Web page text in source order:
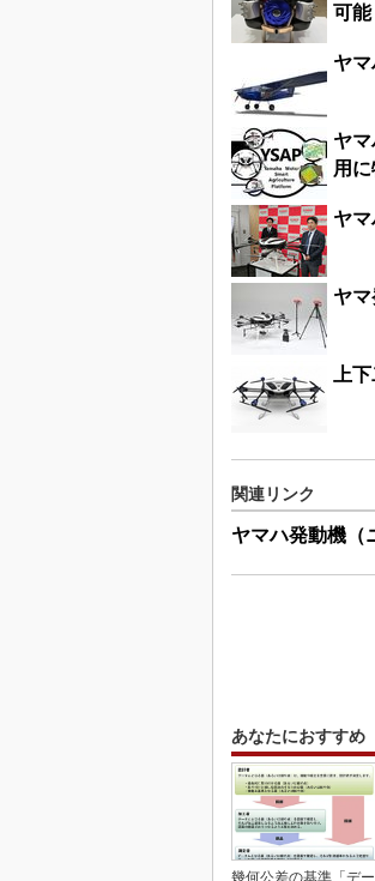
可能
ヤ
ヤ
用
ヤ
ヤ
上
関連リンク
ヤマハ発動機（
あなたにおすすめ
幾何公差の基準「デー